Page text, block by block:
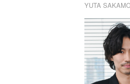
YUTA